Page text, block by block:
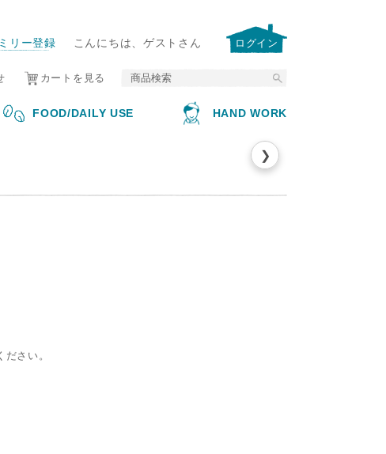
リー登録 こんにちは、ゲストさん ログイン
カートを見る
FOOD/DAILY USE HAND WORK
❯
さい。